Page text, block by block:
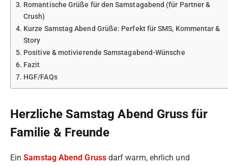
Romantische Grüße für den Samstagabend (für Partner &
Crush)
Kurze Samstag Abend Grüße: Perfekt für SMS, Kommentar &
Story
Positive & motivierende Samstagabend-Wünsche
Fazit
HGF/FAQs
Herzliche Samstag Abend Gruss für
Familie & Freunde
EinSamstag Abend Grussdarf warm, ehrlich und